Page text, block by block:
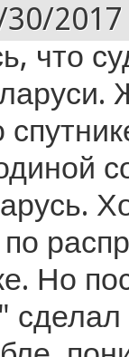
30/2017
что
по
Но